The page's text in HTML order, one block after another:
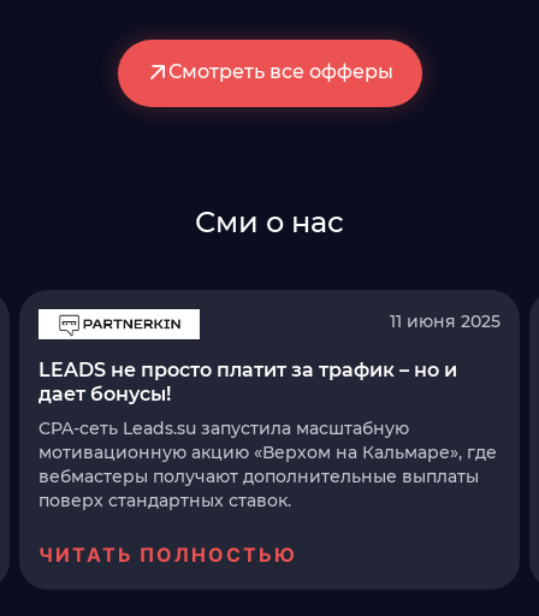
Смотреть все офферы
Сми о нас
11 июня 2025
LEADS не просто платит за трафик – но и
дает бонусы!
CPA-сеть Leads.su запустила масштабную
мотивационную акцию «Верхом на Кальмаре», где
вебмастеры получают дополнительные выплаты
поверх стандартных ставок.
ЧИТАТЬ ПОЛНОСТЬЮ